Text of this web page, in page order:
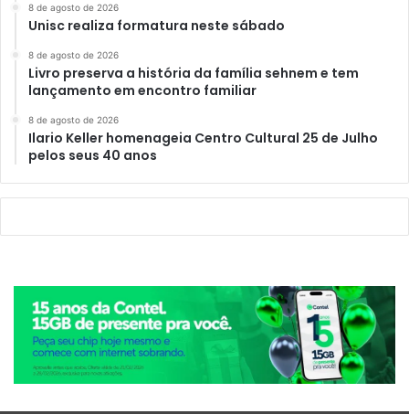
8 de agosto de 2026
Unisc realiza formatura neste sábado
8 de agosto de 2026
Livro preserva a história da família sehnem e tem
lançamento em encontro familiar
8 de agosto de 2026
Ilario Keller homenageia Centro Cultural 25 de Julho
pelos seus 40 anos